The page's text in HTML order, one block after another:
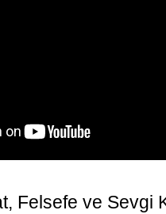
Felsefe ve Sevgi